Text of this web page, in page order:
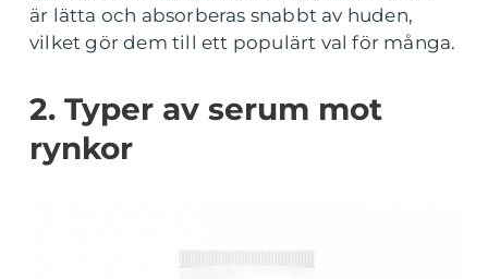
är lätta och absorberas snabbt av huden,
vilket gör dem till ett populärt val för många.
2. Typer av serum mot
rynkor